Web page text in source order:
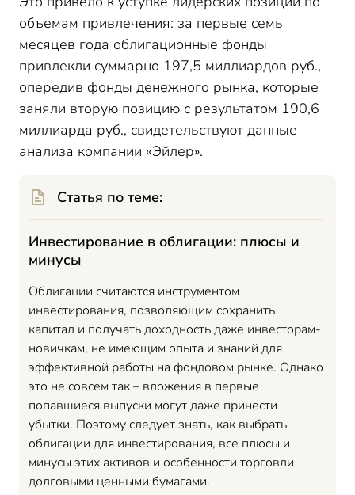
объемам привлечения: за первые семь
месяцев года облигационные фонды
привлекли суммарно 197,5 миллиардов руб.,
опередив фонды денежного рынка, которые
заняли вторую позицию с результатом 190,6
миллиарда руб., свидетельствуют данные
анализа компании «Эйлер».
Статья по теме:
Инвестирование в облигации: плюсы и
минусы
Облигации считаются инструментом
инвестирования, позволяющим сохранить
капитал и получать доходность даже инвесторам-
новичкам, не имеющим опыта и знаний для
эффективной работы на фондовом рынке. Однако
это не совсем так – вложения в первые
попавшиеся выпуски могут даже принести
убытки. Поэтому следует знать, как выбрать
облигации для инвестирования, все плюсы и
минусы этих активов и особенности торговли
долговыми ценными бумагами.